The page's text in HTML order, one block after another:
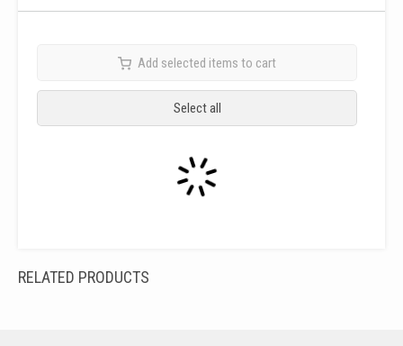
Add selected items to cart
Select all
RELATED PRODUCTS